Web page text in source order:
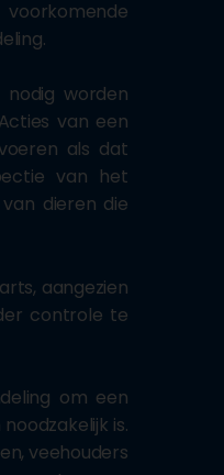
worden
van een
als dat
van het
dieren die
aangezien
controle te
om een
is.
veehouders